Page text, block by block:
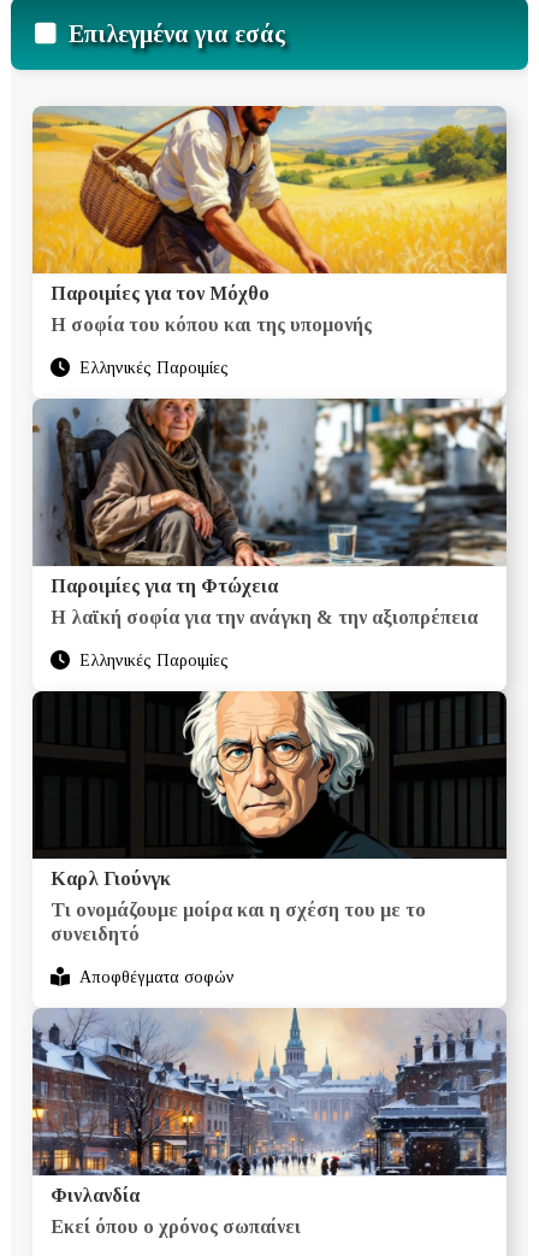
Επιλεγμένα για εσάς
Παροιμίες για τον Μόχθο
Η σοφία του κόπου και της υπομονής
Ελληνικές Παροιμίες
Παροιμίες για τη Φτώχεια
Η λαϊκή σοφία για την ανάγκη & την αξιοπρέπεια
Ελληνικές Παροιμίες
Καρλ Γιούνγκ
Τι ονομάζουμε μοίρα και η σχέση του με το
συνειδητό
Αποφθέγματα σοφών
Φινλανδία
Εκεί όπου ο χρόνος σωπαίνει